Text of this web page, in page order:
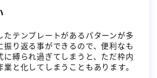
たテンプレートがあるパターンが多
振り返る事ができるので、便利なも
縛られ過ぎてしまうと、ただ枠内
と化してしまうこともあります。